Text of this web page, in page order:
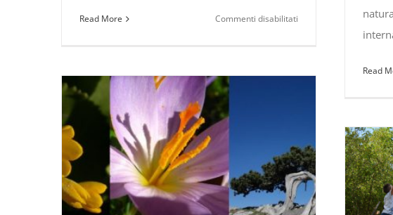
Read More Commenti disabilitati
Read